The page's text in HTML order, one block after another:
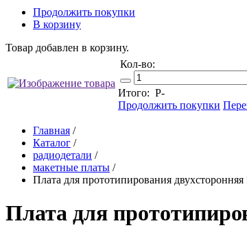
Продолжить покупки
В корзину
Товар добавлен в корзину.
Кол-во:
Итого: Р-
Продолжить покупки
Главная /
Каталог /
радиодетали /
макетные платы /
Плата для прототипирования
Плата для